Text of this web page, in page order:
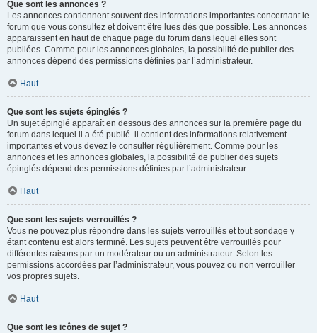
Que sont les annonces ?
Les annonces contiennent souvent des informations importantes concernant le
forum que vous consultez et doivent être lues dès que possible. Les annonces
apparaissent en haut de chaque page du forum dans lequel elles sont
publiées. Comme pour les annonces globales, la possibilité de publier des
annonces dépend des permissions définies par l’administrateur.
Haut
Que sont les sujets épinglés ?
Un sujet épinglé apparaît en dessous des annonces sur la première page du
forum dans lequel il a été publié. il contient des informations relativement
importantes et vous devez le consulter régulièrement. Comme pour les
annonces et les annonces globales, la possibilité de publier des sujets
épinglés dépend des permissions définies par l’administrateur.
Haut
Que sont les sujets verrouillés ?
Vous ne pouvez plus répondre dans les sujets verrouillés et tout sondage y
étant contenu est alors terminé. Les sujets peuvent être verrouillés pour
différentes raisons par un modérateur ou un administrateur. Selon les
permissions accordées par l’administrateur, vous pouvez ou non verrouiller
vos propres sujets.
Haut
Que sont les icônes de sujet ?